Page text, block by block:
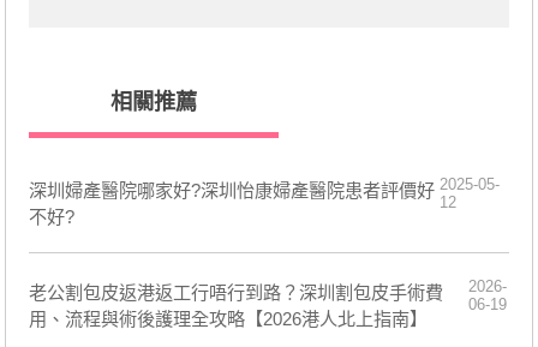
相關推薦
深圳婦產醫院哪家好?深圳怡康婦產醫院患者評價好
不好?
2025-05-
12
老公割包皮返港返工行唔行到路？深圳割包皮手術費
用、流程與術後護理全攻略【2026港人北上指南】
2026-
06-19